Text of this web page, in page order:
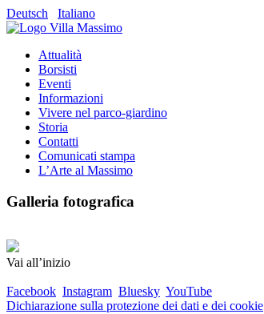
Deutsch Italiano
Attualità
Borsisti
Eventi
Informazioni
Vivere nel parco-giardino
Storia
Contatti
Comunicati stampa
L’Arte al Massimo
Galleria fotografica
Vai all’inizio
Facebook Instagram Bluesky YouTube
Dichiarazione sulla protezione dei dati e dei cookie